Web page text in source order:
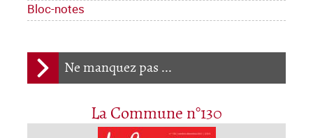
Bloc-notes
Ne manquez pas ...
La Commune n°130